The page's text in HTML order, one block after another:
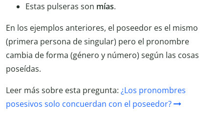
Estas pulseras son mías.
En los ejemplos anteriores, el poseedor es el mismo
(primera persona de singular) pero el pronombre
cambia de forma (género y número) según las cosas
poseídas.
Leer más sobre esta pregunta: ¿Los pronombres
posesivos solo concuerdan con el poseedor?